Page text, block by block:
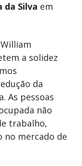
da Silva em
a solidez
da
As pessoas
não
trabalho,
no mercado de